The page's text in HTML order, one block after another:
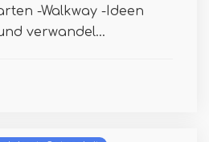
-Walkway -Ideen
verwandel...